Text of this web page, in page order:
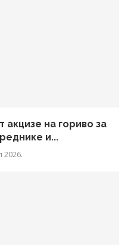
акцизе на гориво за
и...
2026.